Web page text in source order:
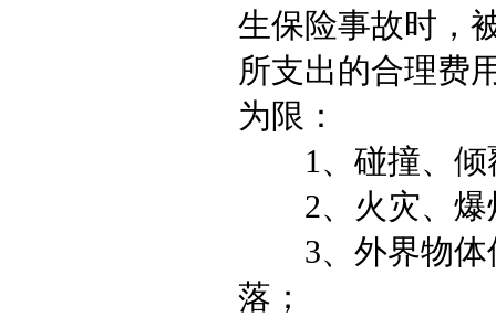
生保险事故时，
所支出的合理费
为限：
1、碰撞、倾
2、火灾、爆
3、外界物体
落；